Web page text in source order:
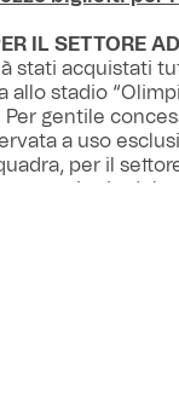
IL SETTORE
stati acquistati
allo stadio
gentile
a uso
per il
unitario del